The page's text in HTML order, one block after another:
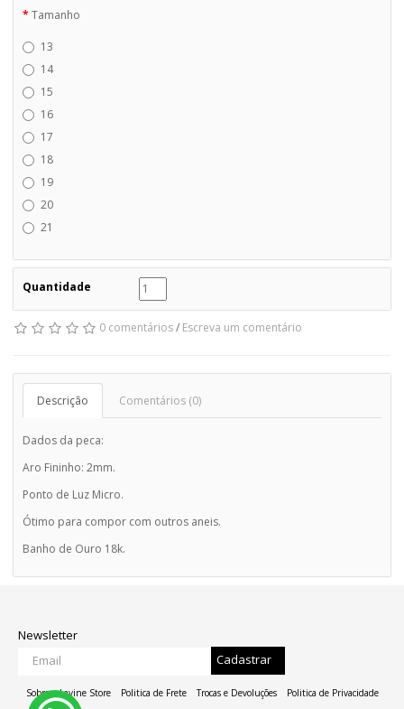
Tamanho
13
14
15
16
17
18
19
20
21
Quantidade
0 comentários/ Escreva um comentário
Descrição Comentários (0)
Dados da peca:
Aro Fininho: 2mm.
Ponto de Luz Micro.
Ótimo para compor com outros aneis.
Banho de Ouro 18k.
Newsletter
Cadastrar
Sobre a Lavine Store Politica de Frete Trocas e Devoluções Politica de Privacidade